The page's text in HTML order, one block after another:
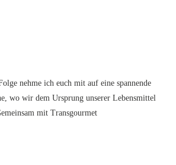
nehme ich euch mit auf eine spannende
wo wir dem Ursprung unserer Lebensmittel
mit Transgourmet